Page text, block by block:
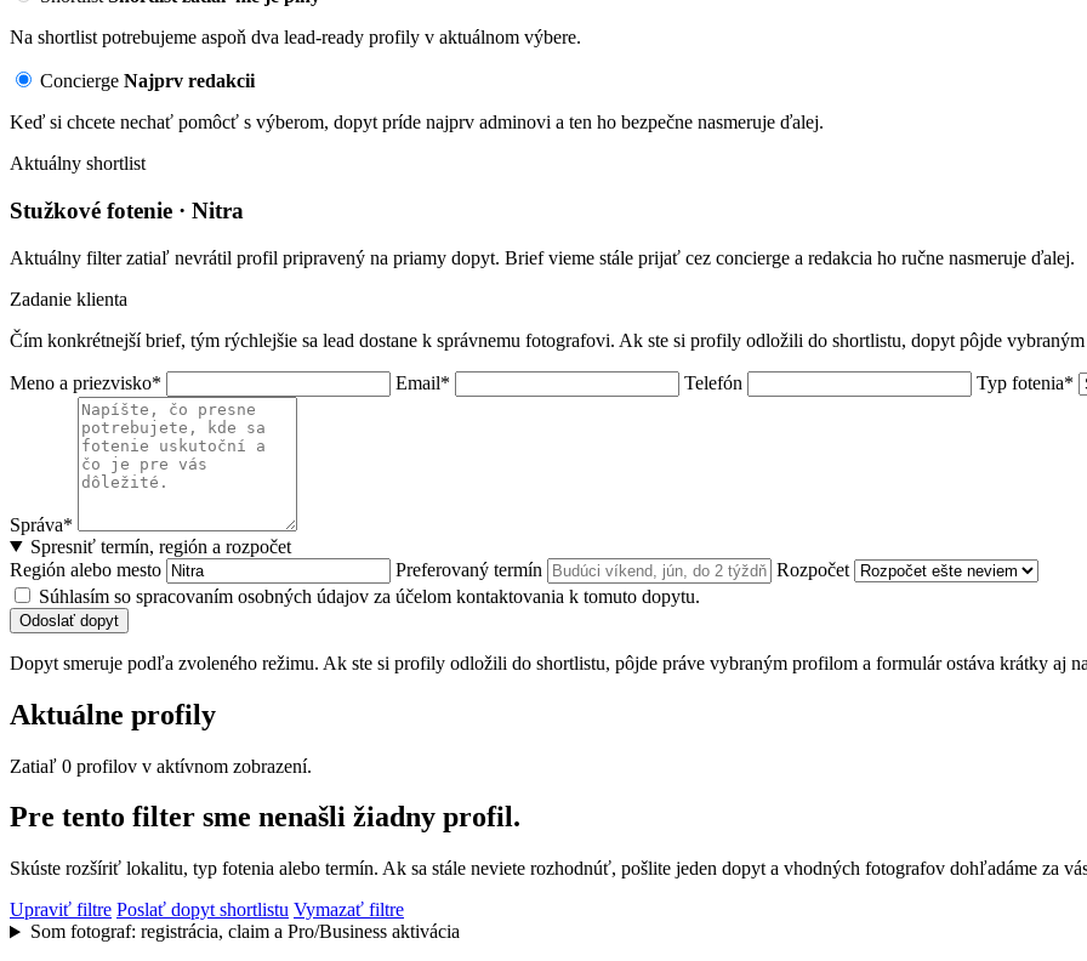
Na shortlist potrebujeme aspoň dva lead-ready profily v aktuálnom výbere.
Concierge Najprv redakcii
Keď si chcete nechať pomôcť s výberom, dopyt príde najprv adminovi a ten ho bezpečne nasmeruje ďalej.
Aktuálny shortlist
Stužkové fotenie · Nitra
Aktuálny filter zatiaľ nevrátil profil pripravený na priamy dopyt. Brief vieme stále prijať cez concierge a redakcia ho ručne nasmeruje ďalej.
Zadanie klienta
Čím konkrétnejší brief, tým rýchlejšie sa lead dostane k správnemu fotografovi. Ak ste si profily odložili do shortlistu, dopyt pôjde
Meno a priezvisko* Email* Telefón Typ fotenia*
Správa*
Spresniť termín, región a rozpočet
Región alebo mesto
Preferovaný termín
Rozpočet
Súhlasím so spracovaním osobných údajov za účelom kontaktovania k tomuto dopytu.
Odoslať dopyt
Dopyt smeruje podľa zvoleného režimu. Ak ste si profily odložili do shortlistu, pôjde práve vybraným profilom a formulár ostáva krátky aj
Aktuálne profily
Zatiaľ 0 profilov v aktívnom zobrazení.
Pre tento filter sme nenašli žiadny profil.
Skúste rozšíriť lokalitu, typ fotenia alebo termín. Ak sa stále neviete rozhodnúť, pošlite jeden dopyt a vhodných fotografov dohľadáme za
Upraviť filtre Poslať dopyt shortlistu Vymazať filtre
Som fotograf: registrácia, claim a Pro/Business aktivácia